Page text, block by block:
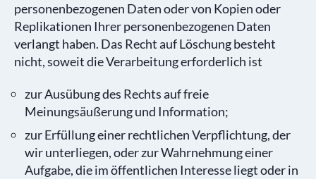
personenbezogenen Daten oder von Kopien oder
Replikationen Ihrer personenbezogenen Daten
verlangt haben. Das Recht auf Löschung besteht
nicht, soweit die Verarbeitung erforderlich ist
zur Ausübung des Rechts auf freie
Meinungsäußerung und Information;
zur Erfüllung einer rechtlichen Verpflichtung, der
wir unterliegen, oder zur Wahrnehmung einer
Aufgabe, die im öffentlichen Interesse liegt oder in